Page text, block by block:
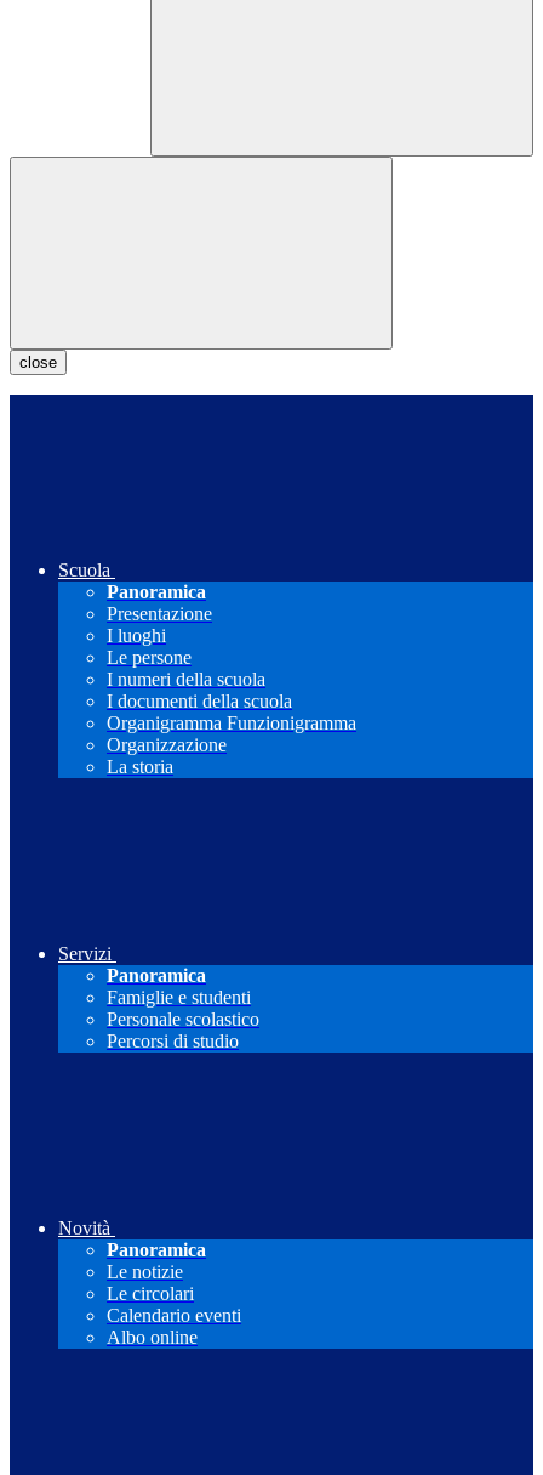
close
Scuola
Panoramica
Presentazione
I luoghi
Le persone
I numeri della scuola
I documenti della scuola
Organigramma Funzionigramma
Organizzazione
La storia
Servizi
Panoramica
Famiglie e studenti
Personale scolastico
Percorsi di studio
Novità
Panoramica
Le notizie
Le circolari
Calendario eventi
Albo online